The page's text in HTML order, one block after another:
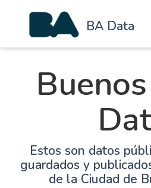
BA Data
Estos son datos
guardados y
de la Ciudad de